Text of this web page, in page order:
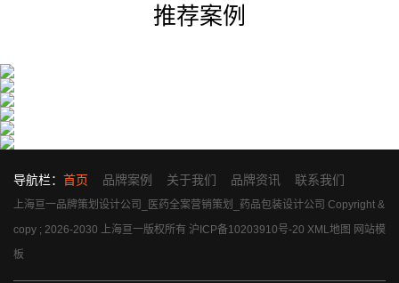
推荐案例
导航栏： 首页 品牌案例 关于我们 品牌资讯 联系我们
上海亘一品牌策划设计公司_医药全案营销策划_药品包装设计公司 Copyright &
copy ; 2026-2030 上海亘一版权所有 沪ICP备10203910号-20 XML地图 网站模
板